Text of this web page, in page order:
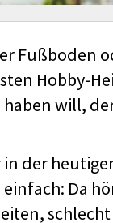
Fußboden
Hobby-
will,
der
Da